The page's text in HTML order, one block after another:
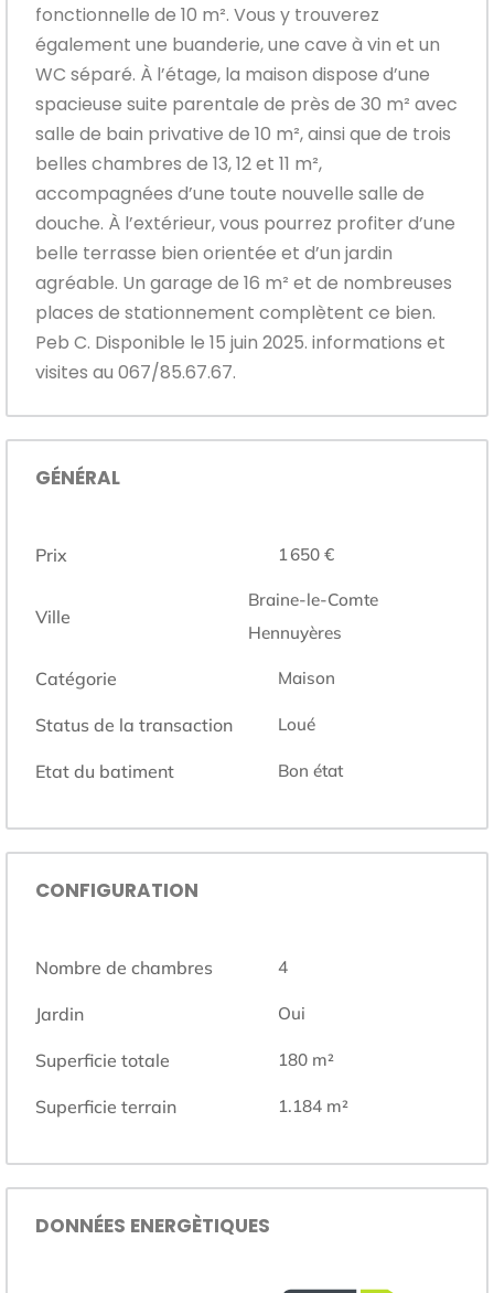
fonctionnelle de 10 m². Vous y trouverez
également une buanderie, une cave à vin et un
WC séparé. À l’étage, la maison dispose d’une
spacieuse suite parentale de près de 30 m² avec
salle de bain privative de 10 m², ainsi que de trois
belles chambres de 13, 12 et 11 m²,
accompagnées d’une toute nouvelle salle de
douche. À l’extérieur, vous pourrez profiter d’une
belle terrasse bien orientée et d’un jardin
agréable. Un garage de 16 m² et de nombreuses
places de stationnement complètent ce bien.
Peb C. Disponible le 15 juin 2025. informations et
visites au 067/85.67.67.
GÉNÉRAL
Prix 1 650 €
Ville
Braine-le-Comte
Hennuyères
Catégorie Maison
Status de la transaction Loué
Etat du batiment Bon état
CONFIGURATION
Nombre de chambres 4
Jardin Oui
Superficie totale 180 m²
Superficie terrain 1.184 m²
DONNÉES ENERGÈTIQUES